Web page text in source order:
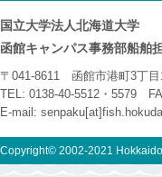
国立大学法人北海道大学
函館キャンパス事務部船舶
〒041-8611 函館市港町3丁目
TEL: 0138-40-5512・5579
E-mail:
Copyright© 2002-2021